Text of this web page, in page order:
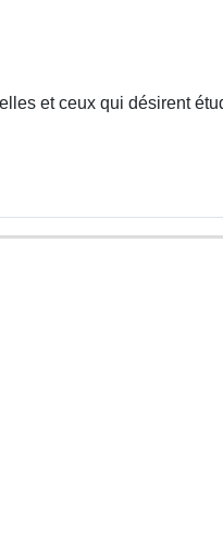
et ceux qui désirent